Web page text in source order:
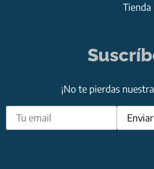
Tienda
¡No te pierdas